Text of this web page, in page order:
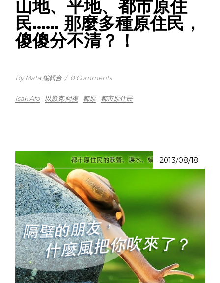
山地、平地、都市原住
民…… 那麼多種原住民，
傻傻分不清？！
By Mata 編輯台 / 0 Comments
Isak Afo 以撒克‧阿復 都原 都市原住民
2013/08/18